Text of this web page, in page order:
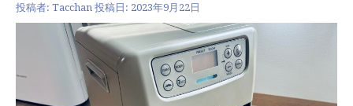
投稿者: Tacchan 投稿日: 2023年9月22日